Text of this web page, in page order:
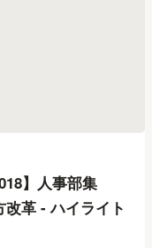
】人事部集
革 - ハイライト